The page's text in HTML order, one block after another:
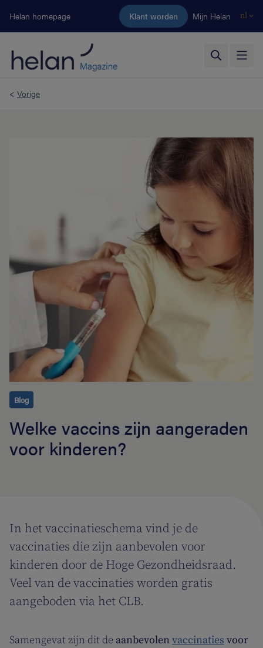
Ga naar de hoofdinhoud
Helan homepage Klant worden Mijn Helan nl
< Vorige
Blog
Welke vaccins zijn aangeraden
voor kinderen?
In het vaccinatieschema vind je de
vaccinaties die zijn aanbevolen voor
kinderen door de Hoge Gezondheidsraad.
Veel van de vaccinaties worden gratis
aangeboden via het CLB.
Samengevat zijn dit de aanbevolenvaccinaties voor